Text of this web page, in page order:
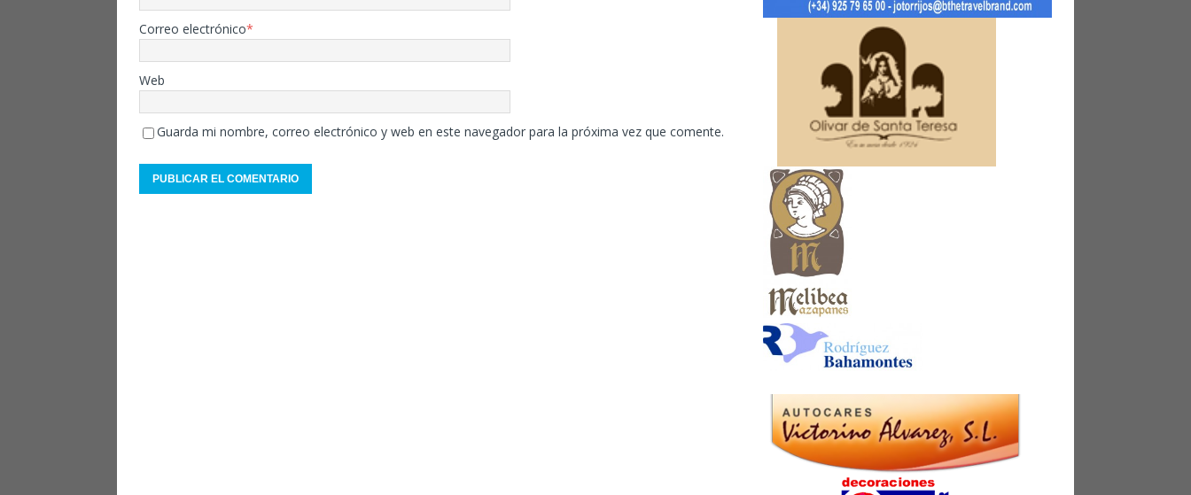
Correo electrónico*
Web
Guarda mi nombre, correo electrónico y web en este navegador para la próxima vez que comente.